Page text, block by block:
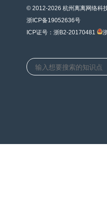
© 2012-2026 杭州离离网络科
浙ICP备19052636号
ICP证号：浙B2-20170481